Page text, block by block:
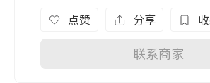
点赞 分享
联系商家